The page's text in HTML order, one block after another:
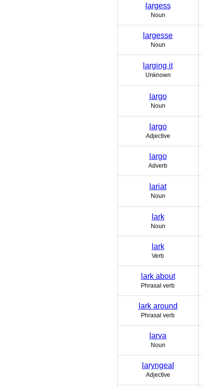
largess
Noun
largesse
Noun
larging it
Unknown
largo
Noun
largo
Adjective
largo
Adverb
lariat
Noun
lark
Noun
lark
Verb
lark about
Phrasal verb
lark around
Phrasal verb
larva
Noun
laryngeal
Adjective